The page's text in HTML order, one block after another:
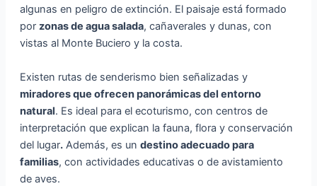
algunas en peligro de extinción. El paisaje está formado
por zonas de agua salada, cañaverales y dunas, con
vistas al Monte Buciero y la costa.
Existen rutas de senderismo bien señalizadas y
miradores que ofrecen panorámicas del entorno
natural. Es ideal para el ecoturismo, con centros de
interpretación que explican la fauna, flora y conservación
del lugar.Además, es un destino adecuado para
familias, con actividades educativas o de avistamiento
de aves.